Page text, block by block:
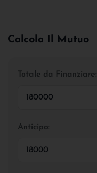
Calcola Il Mutuo
Totale da Finanziare:
Anticipo: